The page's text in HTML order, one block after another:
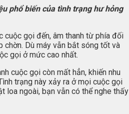
phổ biến của tình trạng hư hỏng
gọi đến, âm thanh từ phía đối
chờn. Dù máy vẫn bắt sóng tốt và
gọi ở mức cao nhất.
cuộc gọi còn mất hẳn, khiến nhu
trạng này xảy ra ở mọi cuộc gọi
loa ngoài, bạn vẫn có thể nghe thấy